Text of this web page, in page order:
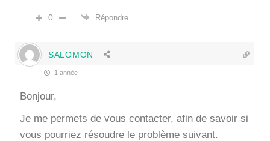
0 Répondre
SALOMON
1 année
Bonjour,
Je me permets de vous contacter, afin de savoir si
vous pourriez résoudre le problème suivant.